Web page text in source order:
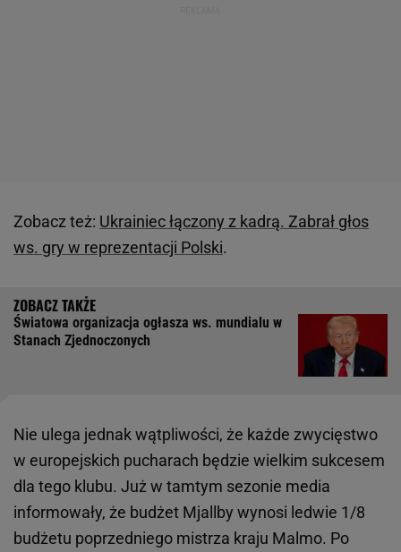
Zobacz też: Ukrainiec łączony z kadrą. Zabrał głos
ws. gry w reprezentacji Polski.
Światowa organizacja ogłasza ws. mundialu w
Stanach Zjednoczonych
Nie ulega jednak wątpliwości, że każde zwycięstwo
w europejskich pucharach będzie wielkim sukcesem
dla tego klubu. Już w tamtym sezonie media
informowały, że budżet Mjallby wynosi ledwie 1/8
budżetu poprzedniego mistrza kraju Malmo. Po